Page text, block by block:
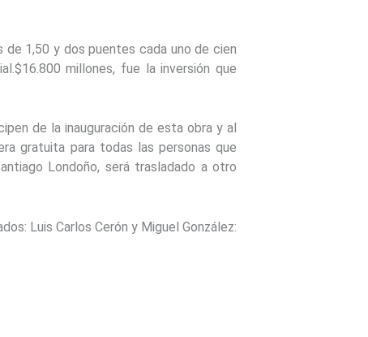
de 1,50 y dos puentes cada uno de cien
millones, fue la inversión que
de la inauguración de esta obra y al
gratuita para todas las personas que
Londoño, será trasladado a otro
Luis Carlos Cerón y Miguel González: